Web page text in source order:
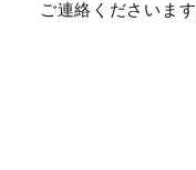
ご連絡くださいま